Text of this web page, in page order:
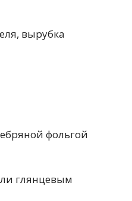
вырубка
фольгой
глянцевым